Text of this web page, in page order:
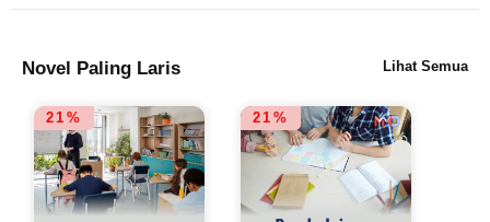
Novel Paling Laris Lihat Semua
21% 21%